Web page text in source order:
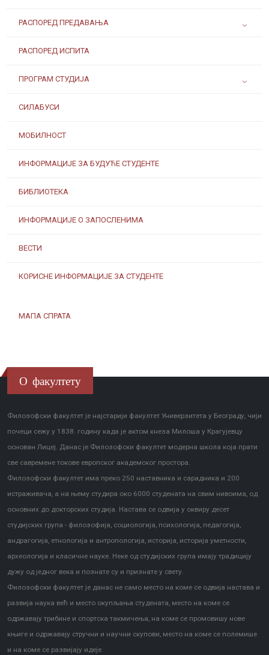
РАСПОРЕД ПРЕДАВАЊА
РАСПОРЕД ИСПИТА
ПРОГРАМ СТУДИЈА
СИЛАБУСИ
МОБИЛНОСТ
ИНФОРМАЦИЈЕ ЗА БУДУЋЕ СТУДЕНТЕ
БИБЛИОТЕКА
ИНФОРМАЦИЈЕ О ЗАПОСЛЕНИМА
ВЕСТИ
КОРИСНЕ ИНФОРМАЦИЈЕ ЗА СТУДЕНТЕ
МАПА СПРАТА
О факултету
Филозофски факултет је најстарији факултет Универзитета у Београду, чији
почеци сежу у 1838. годину када је актом кнеза Милоша у Крагујевцу
основан Лицеј. Данас је Филозофски факултет модерна школа која прати
све савремене токове европског академског простора.
Филозофски факултет има преко 250 наставника и сарадника и 200
истраживача, а на њему студира око 6000 студената на свим нивоима, од
основних до докторских студија. Настава се одвија у оквиру десет
студијских група - филозофија, социологија, психологија, педагогија,
андрагогија, етнологија и антропологија, историја, историја уметности,
археологија и класичне науке. Неке од студијских група имају традицију
дужу од једног века и познате су и признате у свету.
Филозофски факултет је данас не само место на коме се одвија настава и
развија наука већ и место окупљања студената, место на коме се
одржавају трибине и спортска такмичења, на коме се промовишу нове
књиге и одржавају стручни и научни скупови, место на коме се полемише
и на коме се развијају идеје.